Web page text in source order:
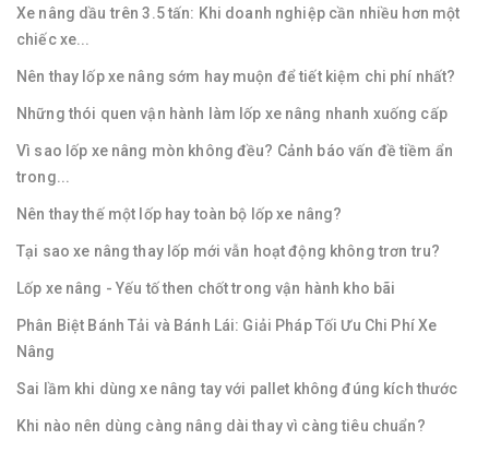
Xe nâng dầu trên 3.5 tấn: Khi doanh nghiệp cần nhiều hơn một
chiếc xe...
Nên thay lốp xe nâng sớm hay muộn để tiết kiệm chi phí nhất?
Những thói quen vận hành làm lốp xe nâng nhanh xuống cấp
Vì sao lốp xe nâng mòn không đều? Cảnh báo vấn đề tiềm ẩn
trong...
Nên thay thế một lốp hay toàn bộ lốp xe nâng?
Tại sao xe nâng thay lốp mới vẫn hoạt động không trơn tru?
Lốp xe nâng - Yếu tố then chốt trong vận hành kho bãi
Phân Biệt Bánh Tải và Bánh Lái: Giải Pháp Tối Ưu Chi Phí Xe
Nâng
Sai lầm khi dùng xe nâng tay với pallet không đúng kích thước
Khi nào nên dùng càng nâng dài thay vì càng tiêu chuẩn?